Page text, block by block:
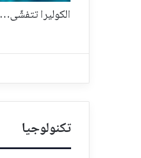
الكوليرا تتفشّى… 13 حالة وفاة و239 إصابة!
تكنولوجيا